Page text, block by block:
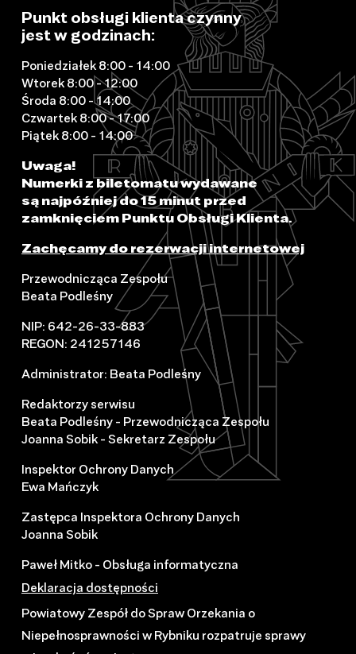
Punkt obsługi klienta czynny
jest w godzinach:
Poniedziałek 8:00 - 14:00
Wtorek 8:00 - 12:00
Środa 8:00 - 14:00
Czwartek 8:00 - 17:00
Piątek 8:00 - 14:00
Uwaga!
Numerki z biletomatu wydawane
są najpóźniej do 15 minut przed
zamknięciem Punktu Obsługi Klienta.
Zachęcamy do rezerwacji internetowej
Przewodnicząca Zespołu
Beata Podleśny
NIP: 642-26-33-883
REGON: 241257146
Administrator: Beata Podleśny
Redaktorzy serwisu
Beata Podleśny - Przewodnicząca Zespołu
Joanna Sobik - Sekretarz Zespołu
Inspektor Ochrony Danych
Ewa Mańczyk
Zastępca Inspektora Ochrony Danych
Joanna Sobik
Paweł Mitko - Obsługa informatyczna
Deklaracja dostępności
Powiatowy Zespół do Spraw Orzekania o
Niepełnosprawności w Rybniku rozpatruje sprawy